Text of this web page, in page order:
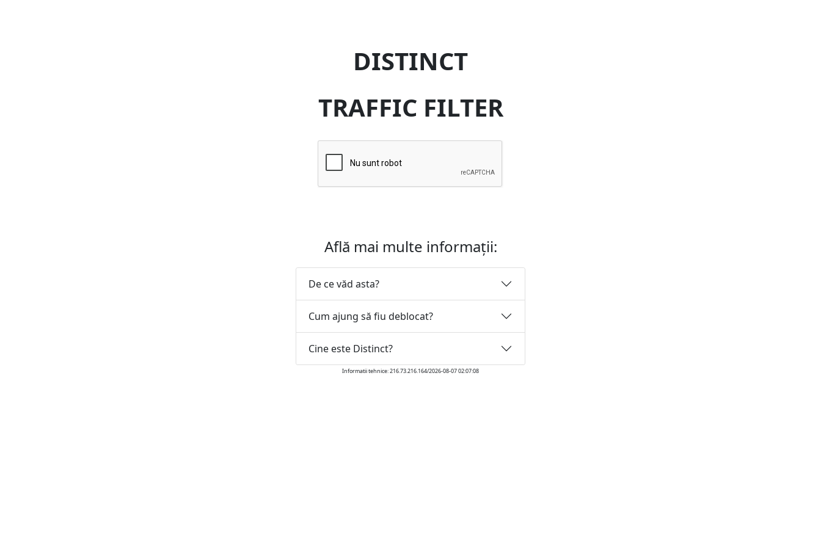
DISTINCT
TRAFFIC FILTER
Află mai multe informații:
De ce văd asta?
Cum ajung să fiu deblocat?
Cine este Distinct?
Informatii tehnice: 216.73.216.164/2026-08-07 02:07:08